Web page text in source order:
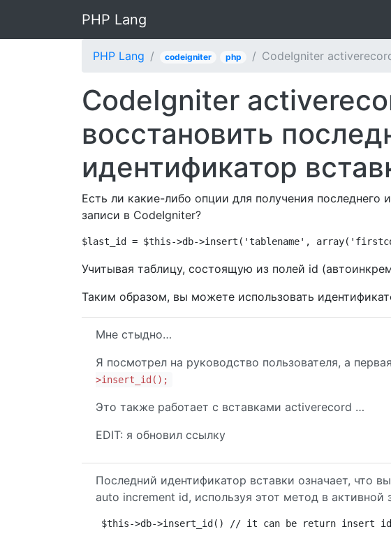
PHP Lang
PHP Lang codeigniter php CodeIgniter
CodeIgniter
восстановить
идентификатор
Есть ли какие-либо опции для получения последнего
записи в CodeIgniter?
$last_id = $this->db->insert('tablename',
Учитывая таблицу, состоящую из полей id
Таким образом, вы можете использовать
Мне стыдно…
Я посмотрел на руководство пользователя, а
>insert_id();
Это также работает с вставками activerecord …
EDIT: я обновил ссылку
Последний идентификатор вставки означает, что
auto increment id, используя этот метод в активной
$this->db->insert_id() // it can be return insert